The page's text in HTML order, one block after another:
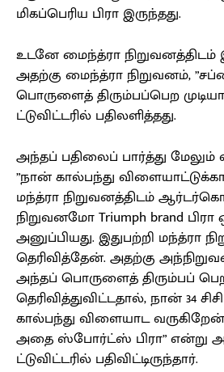
மிகப்பெரிய பிரா இருந்தது.
உடனே மைந்த்ரா நிறுவனத்திடம்
அதற்கு மைந்த்ரா நிறுவனம்,
பொருளைத் திரும்பப்பெற
ட்டுவிட்டரில் பதிலளித்தது.
அந்தப் பதிலைப் பார்த்து
”நான் கால்பந்து
மந்த்ரா நிறுவனத்திடம்
நிறுவனமோ Triumph brand
அனுப்பியது. இதுபற்றி மந்த்ரா
தெரிவித்தேன். அதற்கு
அந்தப் பொருளைத் திரும்பப்
தெரிவித்துவிட்டதால், நான் 34
கால்பந்து விளையாட
அதை ஸ்போர்ட்ஸ் பிரா” என்று
ட்டுவிட்டரில் பதிவிட்டிருந்தார்.